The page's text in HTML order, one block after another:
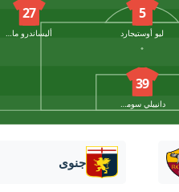
5
ليو أوستيجارد
27
أليساندرو ماركاندالي
39
جنوى